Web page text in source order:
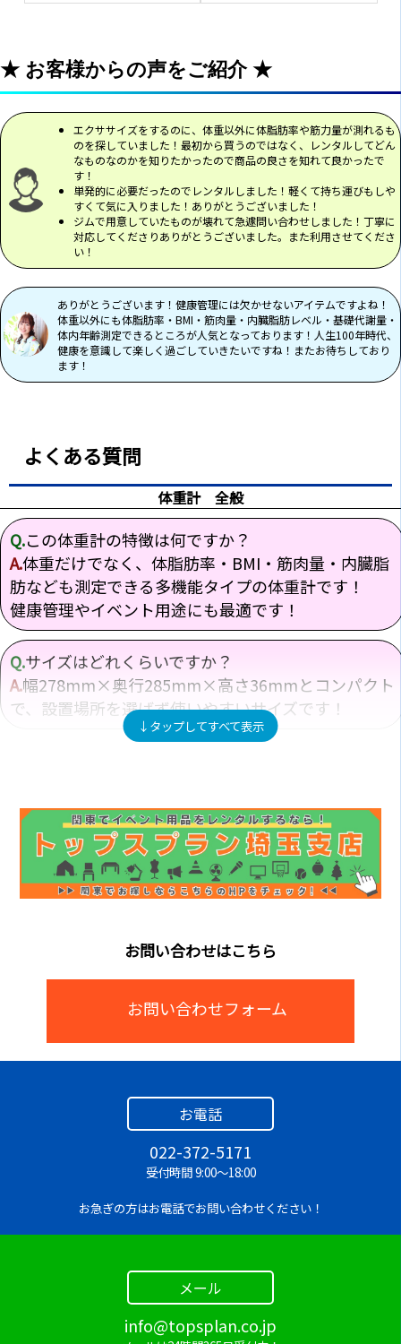
★ お客様からの声をご紹介 ★
エクササイズをするのに、体重以外に体脂肪率や筋力量が測れるも
のを探していました！最初から買うのではなく、レンタルしてどん
なものなのかを知りたかったので商品の良さを知れて良かったで
す！
単発的に必要だったのでレンタルしました！軽くて持ち運びもしや
すくて気に入りました！ありがとうございました！
ジムで用意していたものが壊れて急遽問い合わせしました！丁寧に
対応してくださりありがとうございました。また利用させてくださ
い！
ありがとうございます！健康管理には欠かせないアイテムですよね！
体重以外にも体脂肪率・BMI・筋肉量・内臓脂肪レベル・基礎代謝量・
体内年齢測定できるところが人気となっております！人生100年時代、
健康を意識して楽しく過ごしていきたいですね！またお待ちしており
ます！
よくある質問
体重計 全般
Q.この体重計の特徴は何ですか？
A.体重だけでなく、体脂肪率・BMI・筋肉量・内臓脂
肪なども測定できる多機能タイプの体重計です！
健康管理やイベント用途にも最適です！
Q.サイズはどれくらいですか？
A.幅278mm×奥行285mm×高さ36mmとコンパクト
で、設置場所を選ばず使いやすいサイズです！
えます！イベント現場でも扱いやすい仕様です！
なぜ体重以外も測れるのですか？
A.体組成計機能により、体の構成要素まで分析できる
ため、より正確な健康状態の把握が可能です！
操作は難しいですか？
乗るだけで測定できるシンプル操作なので、初めて
の方でも安心して使えます！
Q.イベントで使えますか？
常に人気があり、来場者の関心を高めるツールとして
持ち運びは簡単ですか？
軽量コンパクト設計のため、移動や設置もスムーズ
どのような人におすすめですか？
健康管理・ダイエット・筋トレなど、自分の体を数
値で把握したい方におすすめです！
お問い合わせはこちら
お問い合わせフォーム
お電話
022-372-5171
受付時間 9:00～18:00
お急ぎの方はお電話でお問い合わせください！
メール
info@topsplan.co.jp